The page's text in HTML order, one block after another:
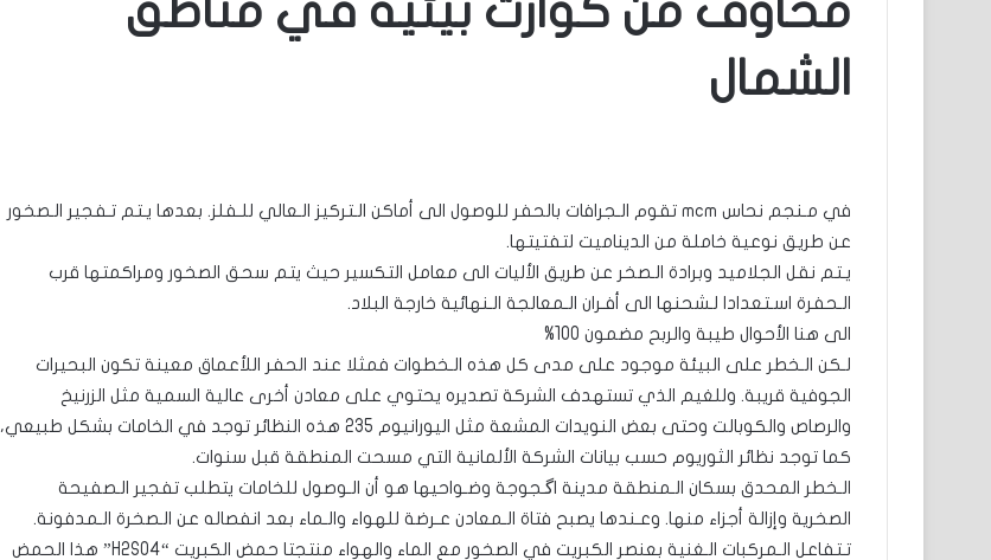
مخاوف من كوارث بيئية في مناطق
الشمال
في مـنجم نحاس mcm تقوم الـجرافات بالحفر للوصول الى أماكن الـتركيز الـعالي للـفلز. بعدها يـتم تـفجير الـصخور
عن طريق نوعية خاملة من الديناميت لتفتيتها.
يـتم نقل الجلاميد وبرادة الـصخر عن طريق الأليات الى معامل التكسير حيث يتم سحق الصخور ومراكمتها قرب
الـحفرة اسـتعدادا لـشحنها الى أفـران الـمعالجة الـنهائية خارجة البلاد.
الى هنا الأحوال طيبة والربح مضمون 100%
لـكن الـخطر على البيئة موجود على مدى كل هذه الـخطوات فمثلا عند الحفر اللأعماق معينة تكون البحيرات
الجوفية قريبة. وللغيم الذي تستهدف الشركة تصديره يحتوي على معادن أخرى عالية السمية مثل الزرنيخ
والرصاص والكوبالت وحتى بعض النويدات المشعة مثل اليورانيوم 235 هذه النظائر توجد في الخامات بشكل طبيعي،
كما توجد نظائر الثوريوم حسب بيانات الشركة الألمانية التي مسحت المنطقة قبل سنوات.
الـخطر المحدق بسكان الـمنطقة مدينة اگـجوجة وضـواحيها هو أن الـوصول للخامات يتطلب تفجير الـصفيحة
الصخرية وإزالة أجزاء منها. وعـندها يصبح فتاة الـمعادن عـرضة للهواء والـماء بعد انفصاله عن الـصخرة الـمدفونة.
تـتفاعل الـمركبات الـغنية بعنصر الكبريت في الصخور مع الماء والهواء منتجتا حمض الكبريت “H2SO4” هذا الحمض